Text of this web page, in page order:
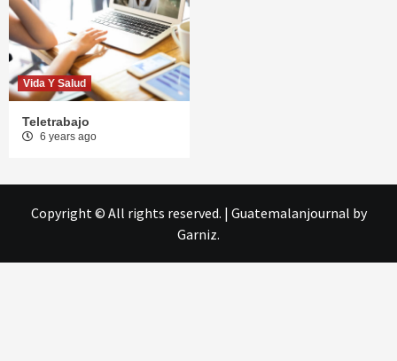
Vida Y Salud
Teletrabajo
6 years ago
Copyright © All rights reserved. | Guatemalanjournal by
Garniz.